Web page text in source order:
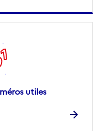
utiles